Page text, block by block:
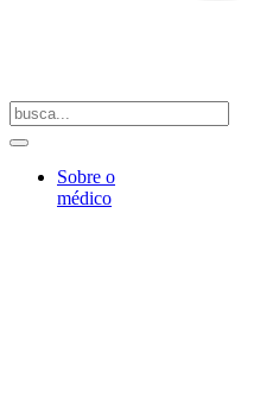
Sobre o
médico